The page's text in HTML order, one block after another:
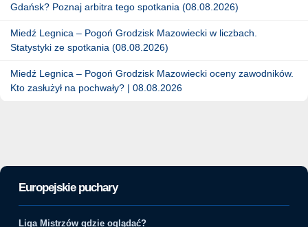
Gdańsk? Poznaj arbitra tego spotkania (08.08.2026)
Miedź Legnica – Pogoń Grodzisk Mazowiecki w liczbach.
Statystyki ze spotkania (08.08.2026)
Miedź Legnica – Pogoń Grodzisk Mazowiecki oceny zawodników.
Kto zasłużył na pochwały? | 08.08.2026
Europejskie puchary
Liga Mistrzów gdzie oglądać?